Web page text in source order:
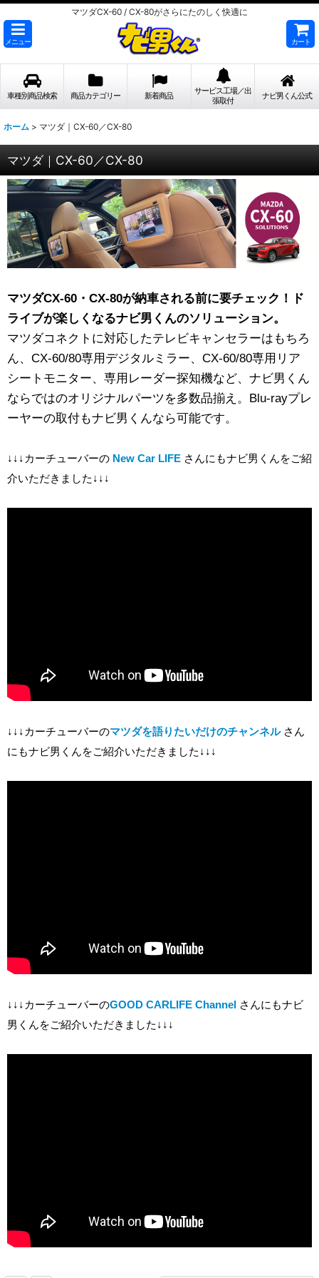
マツダCX-60 / CX-80がさらにたのしく快適に
メニュー カート
車種別商品検索 商品カテゴリー 新着商品
サービス工場／出
張取付
ナビ男くん公式
ホーム > マツダ｜CX-60／CX-80
マツダ｜CX-60／CX-80
マツダCX-60・CX-80が納車される前に要チェック！ド
ライブが楽しくなるナビ男くんのソリューション。
マツダコネクトに対応したテレビキャンセラーはもちろ
ん、CX-60/80専用デジタルミラー、CX-60/80専用リア
シートモニター、専用レーダー探知機など、ナビ男くん
ならではのオリジナルパーツを多数品揃え。Blu-rayプレ
ーヤーの取付もナビ男くんなら可能です。
↓↓↓カーチューバーの New Car LIFE さんにもナビ男くんをご紹
介いただきました↓↓↓
↓↓↓カーチューバーのマツダを語りたいだけのチャンネルさん
にもナビ男くんをご紹介いただきました↓↓↓
↓↓↓カーチューバーのGOOD CARLIFE Channel
さんにもナビ
男くんをご紹介いただきました↓↓↓